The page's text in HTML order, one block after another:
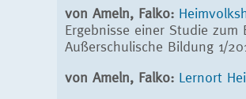
von Ameln, Falko:
Ergebnisse einer Studie
Außerschulische Bildung 1/
von Ameln, Falko: Lernort